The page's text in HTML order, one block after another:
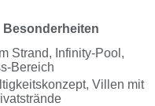
Besonderheiten
Strand, Infinity-Pool,
Bereich
Villen mit